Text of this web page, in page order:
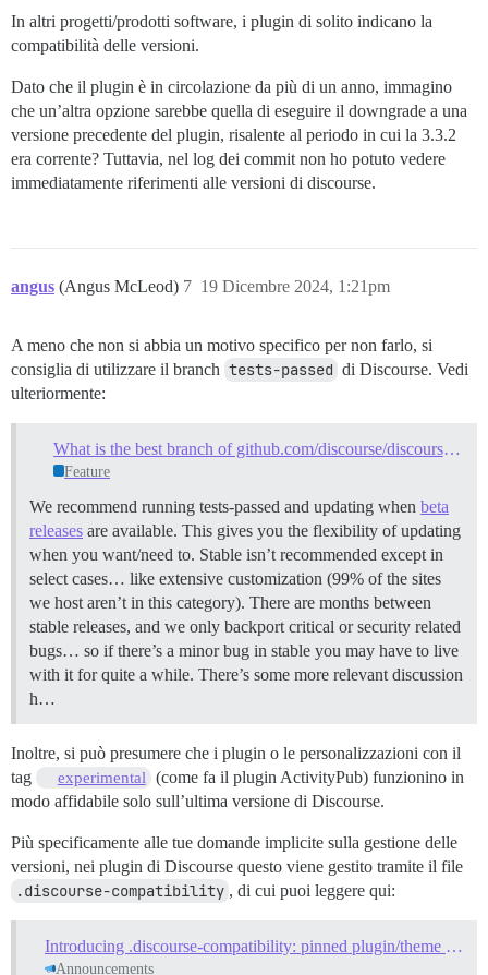
In altri progetti/prodotti software, i plugin di solito indicano la
compatibilità delle versioni.
Dato che il plugin è in circolazione da più di un anno, immagino
che un’altra opzione sarebbe quella di eseguire il downgrade a una
versione precedente del plugin, risalente al periodo in cui la 3.3.2
era corrente? Tuttavia, nel log dei commit non ho potuto vedere
immediatamente riferimenti alle versioni di discourse.
angus (Angus McLeod) 19 Dicembre 2024, 1:21pm
7
A meno che non si abbia un motivo specifico per non farlo, si
consiglia di utilizzare il branch tests-passed di Discourse. Vedi
ulteriormente:
What is the best branch of github.com/discourse/discourse？
Feature
We recommend running tests-passed and updating when beta
releases are available. This gives you the flexibility of updating
when you want/need to. Stable isn’t recommended except in
select cases… like extensive customization (99% of the sites
we host aren’t in this category). There are months between
stable releases, and we only backport critical or security related
bugs… so if there’s a minor bug in stable you may have to live
with it for quite a while. There’s some more relevant discussion
h…
Inoltre, si può presumere che i plugin o le personalizzazioni con il
tag
experimental
(come fa il plugin ActivityPub) funzionino in
modo affidabile solo sull’ultima versione di Discourse.
Più specificamente alle tue domande implicite sulla gestione delle
versioni, nei plugin di Discourse questo viene gestito tramite il file
.discourse-compatibility , di cui puoi leggere qui:
Introducing .discourse-compatibility: pinned plugin/theme versions for older Discourse versions
Announcements